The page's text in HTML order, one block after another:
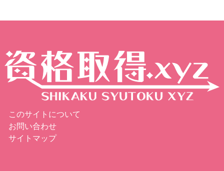
このサイトについて
お問い合わせ
サイトマップ